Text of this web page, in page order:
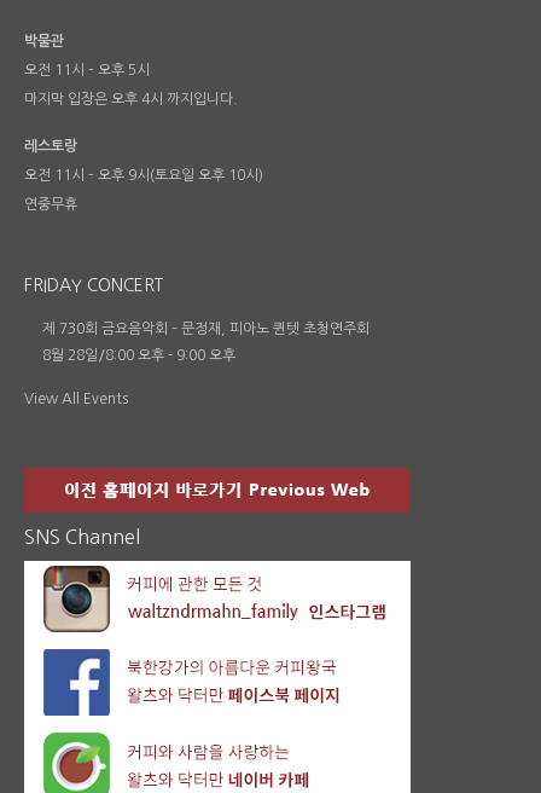
박물관
오전 11시 – 오후 5시
마지막 입장은 오후 4시 까지입니다.
레스토랑
오전 11시 – 오후 9시(토요일 오후 10시)
연중무휴
FRIDAY CONCERT
제 730회 금요음악회 – 문정재, 피아노 퀸텟 초청연주회
8월 28일/8:00 오후 - 9:00 오후
View All Events
SNS Channel